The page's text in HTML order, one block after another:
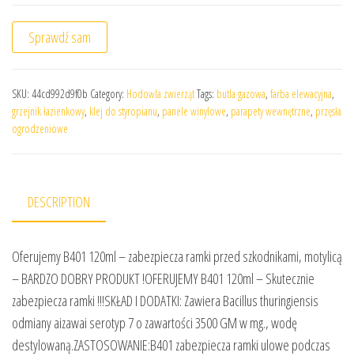
Sprawdź sam
SKU: 44cd992d9f0b Category: Hodowla zwierzątTags: butla gazowa, farba elewacyjna,
grzejnik łazienkowy, klej do styropianu, panele winylowe, parapety wewnętrzne, przęsła
ogrodzeniowe
DESCRIPTION
Oferujemy B401 120ml – zabezpiecza ramki przed szkodnikami, motylicą
– BARDZO DOBRY PRODUKT !OFERUJEMY B401 120ml – Skutecznie
zabezpiecza ramki !!!SKŁAD I DODATKI: Zawiera Bacillus thuringiensis
odmiany aizawai serotyp 7 o zawartości 3500 GM w mg., wodę
destylowaną.ZASTOSOWANIE:B401 zabezpiecza ramki ulowe podczas